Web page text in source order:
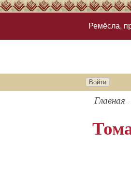
Ремёсла,
Войти
Главная